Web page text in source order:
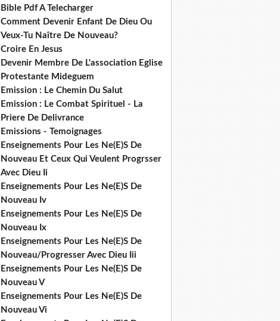
Bible Pdf A Telecharger
Comment Devenir Enfant De Dieu Ou
Veux-Tu Naître De Nouveau?
Croire En Jesus
Devenir Membre De L'association Eglise
Protestante Mideguem
Emission : Le Chemin Du Salut
Emission : Le Combat Spirituel - La
Priere De Delivrance
Emissions - Temoignages
Enseignements Pour Les Ne(E)S De
Nouveau Et Ceux Qui Veulent Progrsser
Avec Dieu Ii
Enseignements Pour Les Ne(E)S De
Nouveau Iv
Enseignements Pour Les Ne(E)S De
Nouveau Ix
Enseignements Pour Les Ne(E)S De
Nouveau/Progresser Avec Dieu Iii
Enseignements Pour Les Ne(E)S De
Nouveau V
Enseignements Pour Les Ne(E)S De
Nouveau Vi